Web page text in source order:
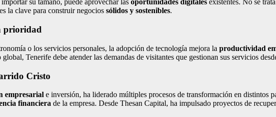
su tamaño, puede aprovechar las oportunidades digitales existentes. No se
la clave para construir negocios sólidos y sostenibles.
prioridad
o los servicios personales, la adopción de tecnología mejora la productividad
Tenerife debe atender las demandas de visitantes que gestionan sus servicios
Cristo
empresarial e inversión, ha liderado múltiples procesos de transformación en distintos
financiera de la empresa. Desde Thesan Capital, ha impulsado proyectos de